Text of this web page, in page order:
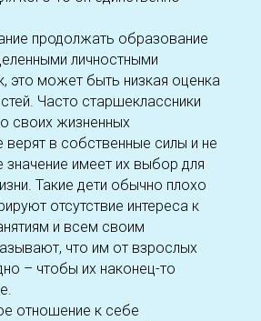
продолжать образование
личностными
это может быть низкая оценка
Часто старшеклассники
своих жизненных
верят в собственные силы и не
значение имеет их выбор для
Такие дети обычно плохо
отсутствие интереса к
и всем своим
что им от взрослых
– чтобы их наконец-то
отношение к себе